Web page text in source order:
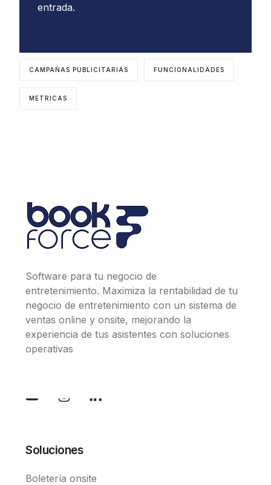
entrada.
CAMPAÑAS PUBLICITARIAS FUNCIONALIDADES
METRICAS
Software para tu negocio de
entretenimiento. Maximiza la rentabilidad de tu
negocio de entretenimiento con un sistema de
ventas online y onsite, mejorando la
experiencia de tus asistentes con soluciones
operativas
Soluciones
Boletería onsite